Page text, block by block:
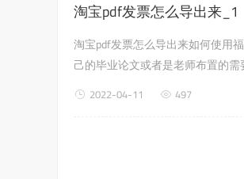
淘宝pdf发票怎么导出来_1
淘宝pdf发票怎么导出来如何使用
己的毕业论文或者是老师布置的
2022-04-11 497